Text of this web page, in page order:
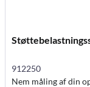
912250
Nem måling af din